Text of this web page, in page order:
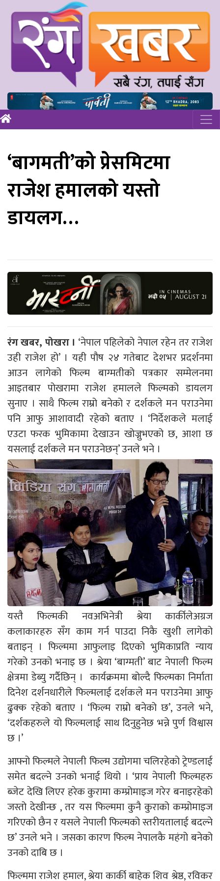
‘बागमती’को प्रेसमिटमा
राजेश हमालको यस्तो
डायलग…
रंग खबर, पोखरा । ‘नेपाल पहिलेको नेपाल रहेन तर राजेश
उही राजेश हो’ । यही पौष २४ गतेबाट देशभर प्रदर्शनमा
आउन लागेको फिल्म बाग्मतीको पत्रकार सम्मेलनमा
आइतबार पोखरामा राजेश हमालले फिल्मको डायलग
सुनाए । साथै फिल्म राम्रो बनेको र दर्शकले मन पराउनेमा
पनि आफु आशावादी रहेको बताए । ‘निर्देशकले मलाई
एउटा फरक भुमिकामा देखाउन खोज्नुभएको छ, आशा छ
यसलाई दर्शकले मन पराउनेछन्’ उनले भने ।
यस्तै फिल्मकी नवअभिनेत्री श्रेया कार्कीलेअग्रज
कलाकारहरु सँग काम गर्न पाउदा निकै खुशी लागेको
बताइन् । फिल्ममा आफुलाइ दिएको भुमिकाप्रति न्याय
गरेको उनको भनाइ छ । श्रेया ‘बाग्मती’ बाट नेपाली फिल्म
क्षेत्रमा डेब्यु गर्दैछिन् । कार्यक्रममा बोल्दै फिल्मका निर्माता
दिनेश दर्शनधारीले फिल्मलाई दर्शकले मन पराउनेमा आफु
ढुक्क रहेको बताए । ‘फिल्म राम्रो बनेको छ’, उनले भने,
‘दर्शकहरुले यो फिल्मलाई साथ दिनुहुनेछ भन्ने पुर्ण विश्वास
छ ।’
आफ्नो फिल्मले नेपाली फिल्म उद्योगमा चलिरहेको ट्रेण्डलाई
समेत बदल्ने उनको भनाई थियो । ‘प्राय नेपाली फिल्महरु
ब्जेट देखि लिएर हरेक कुरामा कम्प्रोमाइज गरेर बनाइरहेको
जस्तो देखीन्छ , तर यस फिल्ममा कुनै कुराको कम्प्रोमाइज
गरिएको छैन र यसले नेपाली फिल्मको स्तरीयतालाई बदल्ने
छ’ उनले भने । जसका कारण फिल्म नेपालकै महंगो बनेको
उनको दाबि छ ।
फिल्ममा राजेश हमाल, श्रेया कार्की बाहेक शिव श्रेष्ठ, रविकर